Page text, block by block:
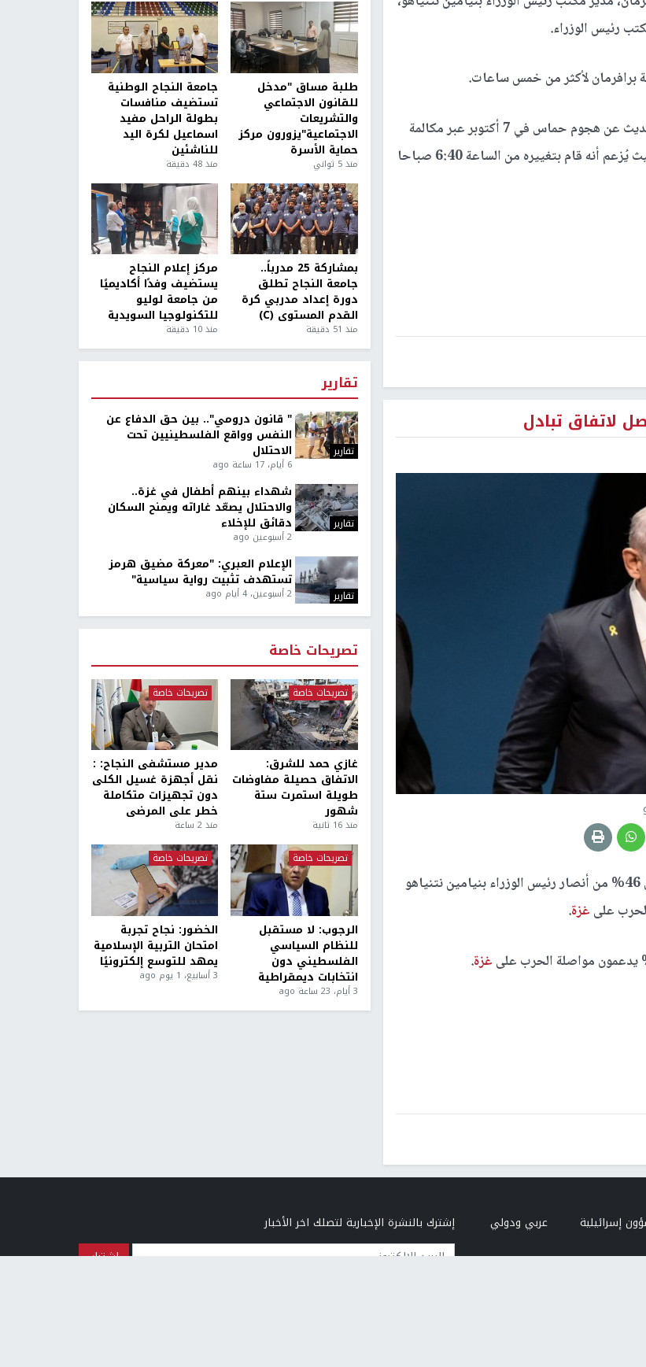
رئيس الوزراء.
برافرمان لأكثر من خمس ساعات.
ويشتبه في أن برافرمان قام بتغيير توقيت تلقي نتنياهو أول تحديث عن هجوم حماس في 7 أكتوبر عبر مكالمة
هاتفية من سكرتيره العسكري في ذلك الوقت اللواء آفي غيل، حيث يُزعم أنه قام بتغييره من الساعة 6:40 صباحا
أظهر استطلاع رأي للقناة الـ12 الإسرائيلية أن 46% من أنصار رئيس الوزراء بنيامين نتنياهو
غزة.
غزة.
طلبة مساق "مدخل
للقانون الاجتماعي
والتشريعات
الاجتماعية"يزورون مركز
حماية الأسرة
منذ 5 ثواني
جامعة النجاح الوطنية
تستضيف منافسات
بطولة الراحل مفيد
اسماعيل لكرة اليد
للناشئين
منذ 48 دقيقة
بمشاركة 25 مدرباً..
جامعة النجاح تطلق
دورة إعداد مدربي كرة
القدم المستوى (C)
منذ 51 دقيقة
مركز إعلام النجاح
يستضيف وفدًا أكاديميًا
من جامعة لوليو
للتكنولوجيا السويدية
منذ 10 دقيقة
تقارير
تقارير
" قانون درومي".. بين حق الدفاع عن
النفس وواقع الفلسطينيين تحت
الاحتلال
6 أيام، 17 ساعة ago
تقارير
شهداء بينهم أطفال في غزة..
والاحتلال يصعّد غاراته ويمنح السكان
دقائق للإخلاء
2 أسبوعين ago
تقارير
الإعلام العبري: "معركة مضيق هرمز
تستهدف تثبيت رواية سياسية"
2 أسبوعين، 4 أيام ago
تصريحات خاصة
تصريحات خاصة
غازي حمد للشرق:
الاتفاق حصيلة مفاوضات
طويلة استمرت ستة
شهور
منذ 16 ثانية
تصريحات خاصة
مدير مستشفى النجاح: :
نقل أجهزة غسيل الكلى
دون تجهيزات متكاملة
خطر على المرضى
منذ 2 ساعة
تصريحات خاصة
الرجوب: لا مستقبل
للنظام السياسي
الفلسطيني دون
انتخابات ديمقراطية
3 أيام، 23 ساعة ago
تصريحات خاصة
الخضور: نجاح تجربة
امتحان التربية الإسلامية
يمهد للتوسع إلكترونيًا
3 أسابيع، 1 يوم ago
إسرائيلية
عربي ودولي
إشترك بالنشرة الإخبارية لتصلك اخر الأخبار
البريد الإلكتروني